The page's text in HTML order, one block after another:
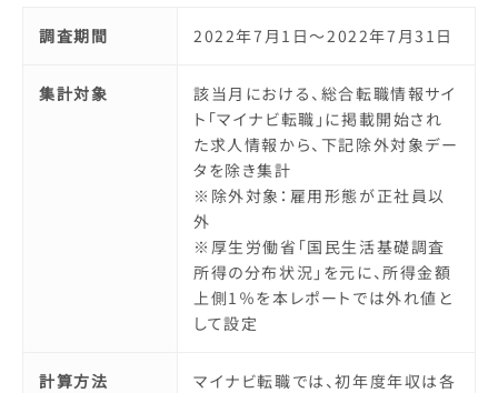
調査期間 2022年7月1日～2022年7月31日
集計対象
該当月における、総合転職情報サイ
ト「マイナビ転職」に掲載開始され
た求人情報から、下記除外対象デー
タを除き集計
※除外対象：雇用形態が正社員以
外
※厚生労働省「国民生活基礎調査
所得の分布状況」を元に、所得金額
上側1％を本レポートでは外れ値と
して設定
計算方法
マイナビ転職では、初年度年収は各